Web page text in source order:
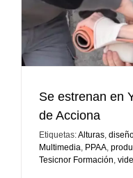
Se estrenan en
de Acciona
Etiquetas:Alturas,
Multimedia, PPAA,
Tesicnor Formación,